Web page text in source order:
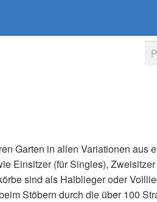
Garten in allen Variationen aus
Einsitzer (für Singles),
sind als Halblieger oder
Stöbern durch die über 100